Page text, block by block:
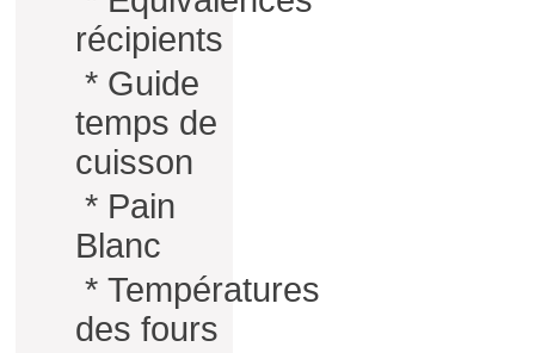
récipients
* Guide
temps de
cuisson
* Pain
Blanc
* Températures
des fours